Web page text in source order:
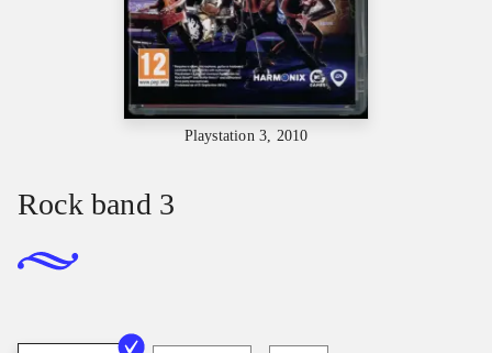
Playstation 3, 2010
Rock band 3